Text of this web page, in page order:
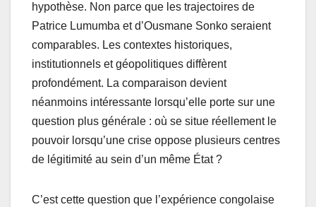
hypothèse. Non parce que les trajectoires de
Patrice Lumumba et d’Ousmane Sonko seraient
comparables. Les contextes historiques,
institutionnels et géopolitiques diffèrent
profondément. La comparaison devient
néanmoins intéressante lorsqu’elle porte sur une
question plus générale : où se situe réellement le
pouvoir lorsqu’une crise oppose plusieurs centres
de légitimité au sein d’un même État ?
C’est cette question que l’expérience congolaise